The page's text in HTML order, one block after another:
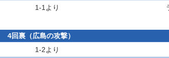
1-1より
4回裏（広島の攻撃）
1-2より